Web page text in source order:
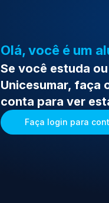
Olá, você é um
Se você estuda
Unicesumar, faça
conta para ver
Faça login para